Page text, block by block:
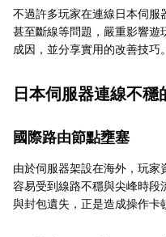
不過許多玩家在連線日本伺服
甚至斷線等問題，嚴重影響遊
成因，並分享實用的改善技巧。
日本伺服器連線不穩
國際路由節點壅塞
由於伺服器架設在海外，玩家
容易受到線路不穩與尖峰時段
與封包遺失，正是造成操作卡